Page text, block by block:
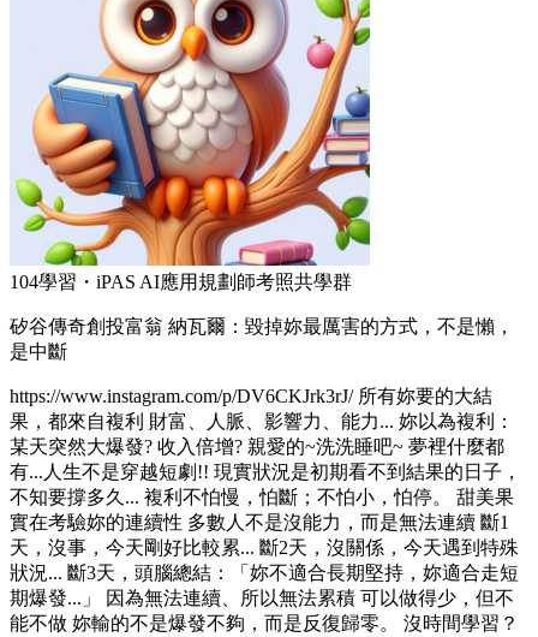
104學習・iPAS AI應用規劃師考照共學群
矽谷傳奇創投富翁 納瓦爾：毀掉妳最厲害的方式，不是懶，
是中斷
https://www.instagram.com/p/DV6CKJrk3rJ/ 所有妳要的大結
果，都來自複利 財富、人脈、影響力、能力... 妳以為複利：
某天突然大爆發? 收入倍增? 親愛的~洗洗睡吧~ 夢裡什麼都
有...人生不是穿越短劇!! 現實狀況是初期看不到結果的日子，
不知要撐多久... 複利不怕慢，怕斷；不怕小，怕停。 甜美果
實在考驗妳的連續性 多數人不是沒能力，而是無法連續 斷1
天，沒事，今天剛好比較累... 斷2天，沒關係，今天遇到特殊
狀況... 斷3天，頭腦總結：「妳不適合長期堅持，妳適合走短
期爆發...」 因為無法連續、所以無法累積 可以做得少，但不
能不做 妳輸的不是爆發不夠，而是反復歸零。 沒時間學習？